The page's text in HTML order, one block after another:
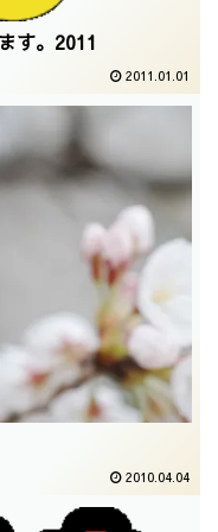
す。2011
2011.01.01
2010.04.04